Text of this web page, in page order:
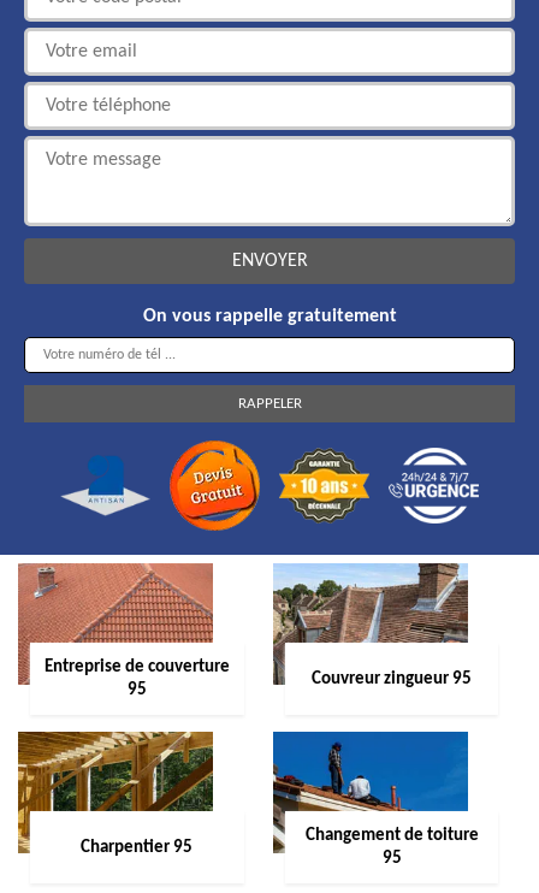
On vous rappelle gratuitement
Entreprise de couverture
95
Couvreur zingueur 95
Charpentier 95
Changement de toiture
95